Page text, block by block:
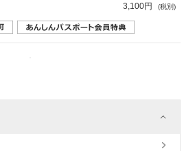
3,100円 (税別)